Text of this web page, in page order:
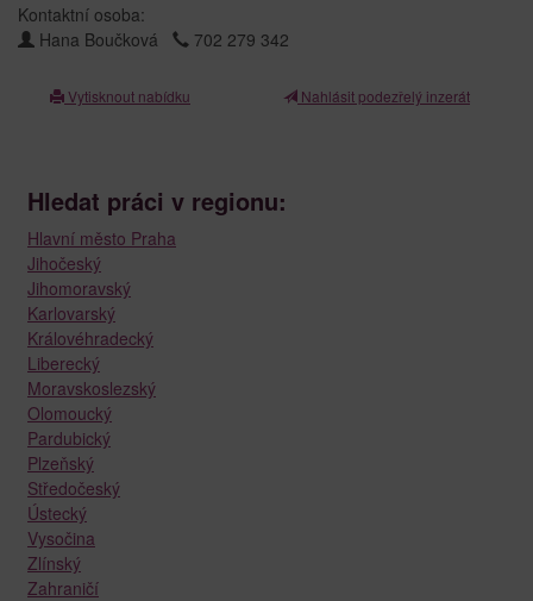
Kontaktní osoba:
Hana Boučková
702 279 342
Vytisknout nabídku Nahlásit podezřelý inzerát
Hledat práci v regionu:
Hlavní město Praha
Jihočeský
Jihomoravský
Karlovarský
Královéhradecký
Liberecký
Moravskoslezský
Olomoucký
Pardubický
Plzeňský
Středočeský
Ústecký
Vysočina
Zlínský
Zahraničí